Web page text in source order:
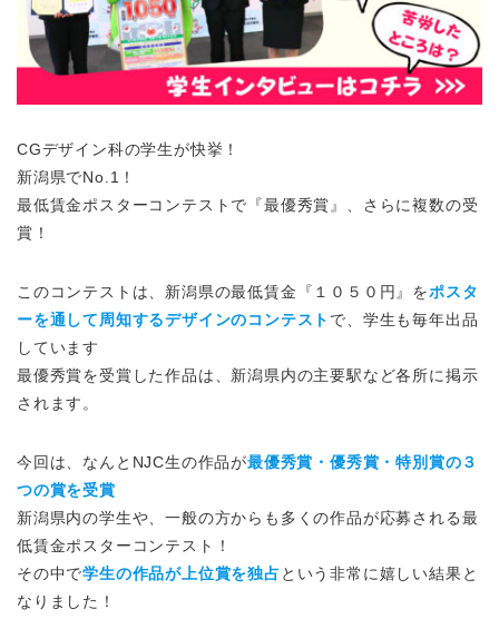
CGデザイン科の学生が快挙！
新潟県でNo.1！
最低賃金ポスターコンテストで『最優秀賞』、さらに複数の受
賞！
このコンテストは、新潟県の最低賃金『１０５０円』をポスタ
ーを通して周知するデザインのコンテスト で、学生も毎年出品
しています
最優秀賞を受賞した作品は、新潟県内の主要駅など各所に掲示
されます。
今回は、なんとNJC生の作品が最優秀賞・優秀賞・特別賞の３
つの賞を受賞
新潟県内の学生や、一般の方からも多くの作品が応募される最
低賃金ポスターコンテスト！
その中で学生の作品が上位賞を独占 という非常に嬉しい結果と
なりました！